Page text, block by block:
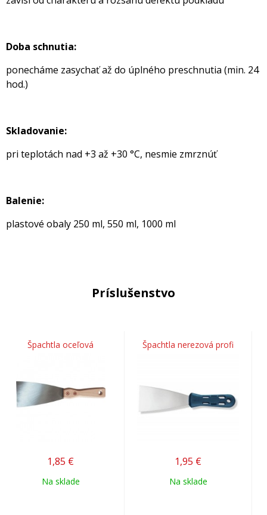
Doba schnutia:
ponecháme zasychať až do úplného preschnutia (min. 24
hod.)
Skladovanie:
pri teplotách nad +3 až +30 °C, nesmie zmrznúť
Balenie:
plastové obaly 250 ml, 550 ml, 1000 ml
Príslušenstvo
Špachtla oceľová
1,85 €
Na sklade
Špachtla nerezová profi
1,95 €
Na sklade